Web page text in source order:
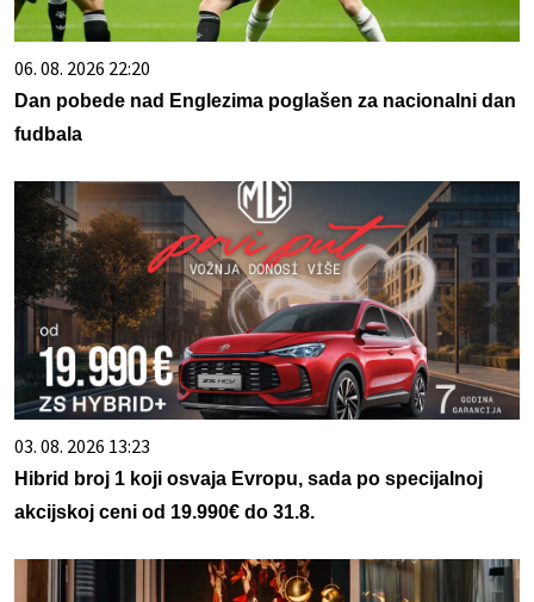
06. 08. 2026 22:20
Dan pobede nad Englezima poglašen za nacionalni dan
fudbala
03. 08. 2026 13:23
Hibrid broj 1 koji osvaja Evropu, sada po specijalnoj
akcijskoj ceni od 19.990€ do 31.8.